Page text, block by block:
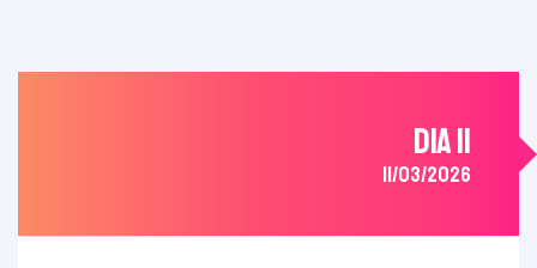
DIA 11
11/03/2026